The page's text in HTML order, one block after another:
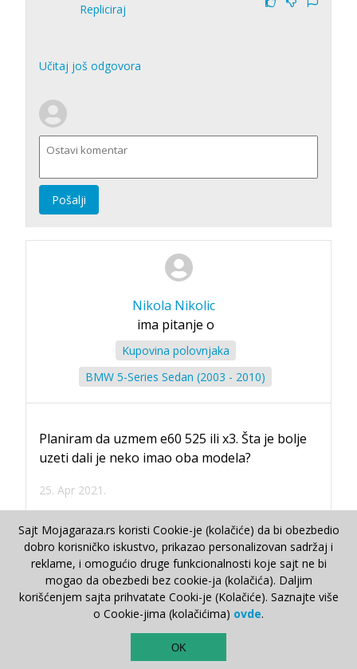
Repliciraj
Učitaj još odgovora
Pošalji
Nikola Nikolic
ima pitanje o
Kupovina polovnjaka
BMW 5-Series Sedan (2003 - 2010)
Planiram da uzmem e60 525 ili x3. Šta je bolje
uzeti dali je neko imao oba modela?
25. Apr 2021.
Dimitrije Nikolić MG moderator
25. Apr 2021.
prilično od X3. Naravno, ako je neko na E60 st
avio sportsko vešanje i niskoprofilne gume, o
Sajt Mojagaraza.rs koristi Cookie-je (kolačiće) da bi obezbedio
dobro korisničko iskustvo, prikazao personalizovan sadržaj i
reklame, i omogućio druge funkcionalnosti koje sajt ne bi
mogao da obezbedi bez cookie-ja (kolačića). Daljim
korišćenjem sajta prihvatate Cooki-je (Kolačiće). Saznajte više
o Cookie-jima (kolačićima) ovde.
OK